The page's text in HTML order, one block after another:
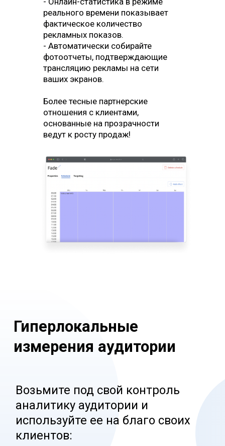
реального времени показывает
фактическое количество
рекламных показов.
- Автоматически собирайте
фотоотчеты, подтверждающие
трансляцию рекламы на сети
ваших экранов.
Более тесные партнерские
отношения с клиентами,
основанные на прозрачности
ведут к росту продаж!
анализа кампаний.
- Данные, полученные вашим
оборудованием, принадлежат
вам, а не сторонним платформам.
Получите собственную аналитику
для оптимизации рекламных
кампаний ваших клиентов.
рекламы:
- Полная поддержка
резервирования времени под
программатик.
- Зарезервированное для
программатика время можно
предложить клиентам, не